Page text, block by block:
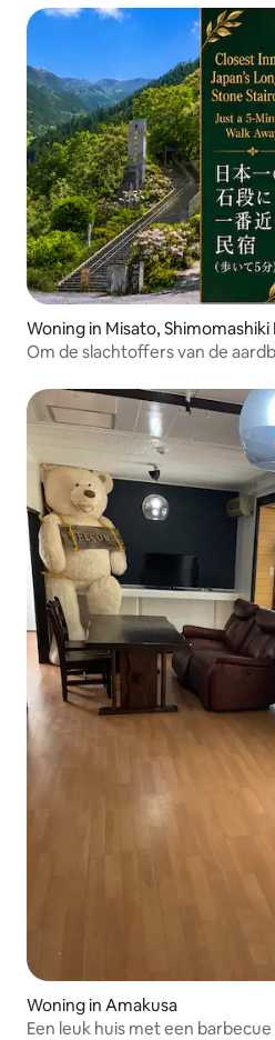
om het leven in de bergen te
Woning in Misato,
Om de slachtoffers van de
dichtstbijzijnde accommodatie
van Japan
Woning in Amakusa
Een leuk huis met een barbecue